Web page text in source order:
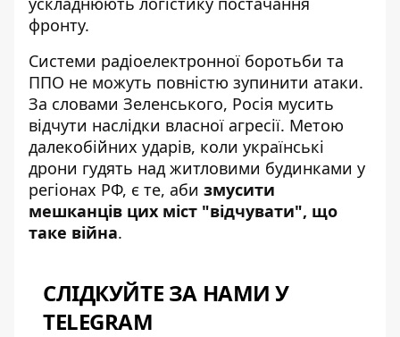
фронту.
Системи радіоелектронної боротьби та
ППО не можуть повністю зупинити атаки.
За словами Зеленського, Росія мусить
відчути наслідки власної агресії. Метою
далекобійних ударів, коли українські
дрони гудять над житловими будинками у
регіонах РФ, є те, аби змусити
мешканців цих міст "відчувати", що
таке війна.
СЛІДКУЙТЕ ЗА НАМИ У
TELEGRAM